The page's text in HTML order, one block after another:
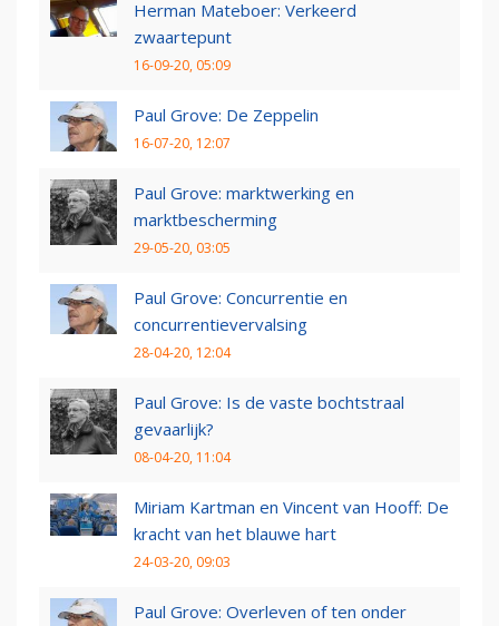
Herman Mateboer: Verkeerd
zwaartepunt
16-09-20, 05:09
Paul Grove: De Zeppelin
16-07-20, 12:07
Paul Grove: marktwerking en
marktbescherming
29-05-20, 03:05
Paul Grove: Concurrentie en
concurrentievervalsing
28-04-20, 12:04
Paul Grove: Is de vaste bochtstraal
gevaarlijk?
08-04-20, 11:04
Miriam Kartman en Vincent van Hooff: De
kracht van het blauwe hart
24-03-20, 09:03
Paul Grove: Overleven of ten onder